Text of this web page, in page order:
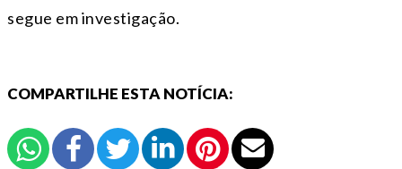
segue em investigação.
COMPARTILHE ESTA NOTÍCIA: